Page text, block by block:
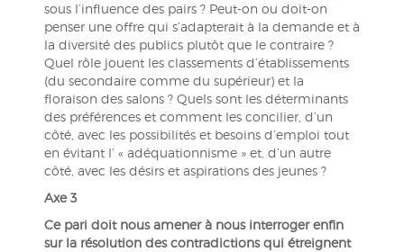
sous l’influence des pairs ? Peut-on ou doit-on
penser une offre qui s’adapterait à la demande et à
la diversité des publics plutôt que le contraire ?
Quel rôle jouent les classements d’établissements
(du secondaire comme du supérieur) et la
floraison des salons ? Quels sont les déterminants
des préférences et comment les concilier, d’un
côté, avec les possibilités et besoins d’emploi tout
en évitant l’ « adéquationnisme » et, d’un autre
côté, avec les désirs et aspirations des jeunes ?
Axe 3
Ce pari doit nous amener à nous interroger enfin
sur la résolution des contradictions qui étreignent